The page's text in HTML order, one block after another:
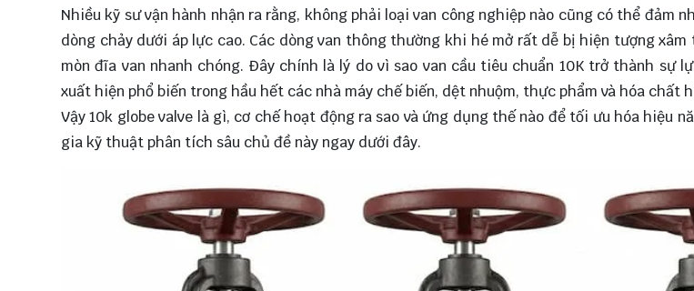
Nhiều kỹ sư vận hành nhận ra rằng, không phải loại van công nghiệp nào cũng có thể đảm
dòng chảy dưới áp lực cao. Các dòng van thông thường khi hé mở rất dễ bị hiện tượng
mòn đĩa van nhanh chóng. Đây chính là lý do vì sao van cầu tiêu chuẩn 10K trở thành sự
xuất hiện phổ biến trong hầu hết các nhà máy chế biến, dệt nhuộm, thực phẩm và hóa chất
Vậy 10k globe valve là gì, cơ chế hoạt động ra sao và ứng dụng thế nào để tối ưu hóa hiệu
gia kỹ thuật phân tích sâu chủ đề này ngay dưới đây.